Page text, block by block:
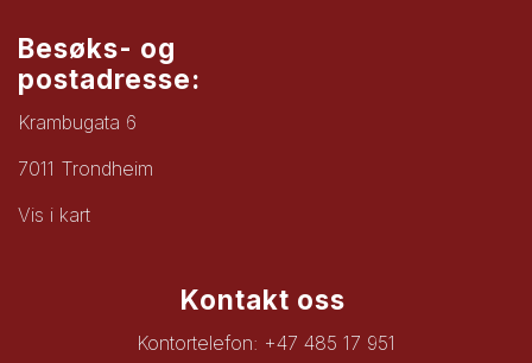
Besøks- og
postadresse:
Krambugata 6
7011 Trondheim
Vis i kart
Kontakt oss
Kontortelefon: +47 485 17 951